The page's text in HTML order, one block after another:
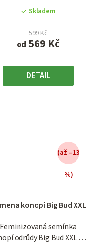
Skladem
od 569 Kč
599 Kč
DETAIL
hvězdiček.
konopí Big Bud XXL
Feminizovaná semínka
odrůdy Big Bud XXL od
(až –13
%)
produktu
3,8
z